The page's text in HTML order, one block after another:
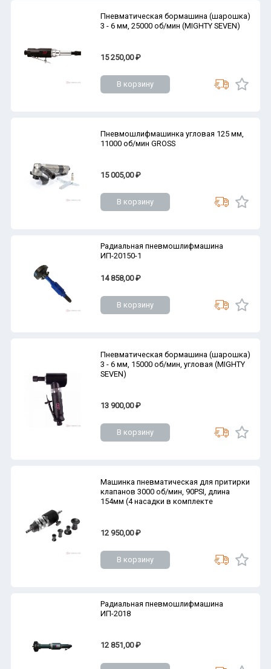
Пневматическая бормашина (шарошка)
3 - 6 мм, 25000 об/мин (MIGHTY SEVEN)
15 250,00 ₽
В корзину
Пневмошлифмашинка угловая 125 мм,
11000 об/мин GROSS
15 005,00 ₽
В корзину
Радиальная пневмошлифмашина
ИП-20150-1
14 858,00 ₽
В корзину
Пневматическая бормашина (шарошка)
3 - 6 мм, 15000 об/мин, угловая (MIGHTY
SEVEN)
13 900,00 ₽
В корзину
Машинка пневматическая для притирки
клапанов 3000 об/мин, 90PSI, длина
154мм (4 насадки в комплекте
12 950,00 ₽
В корзину
Радиальная пневмошлифмашина
ИП-2018
12 851,00 ₽